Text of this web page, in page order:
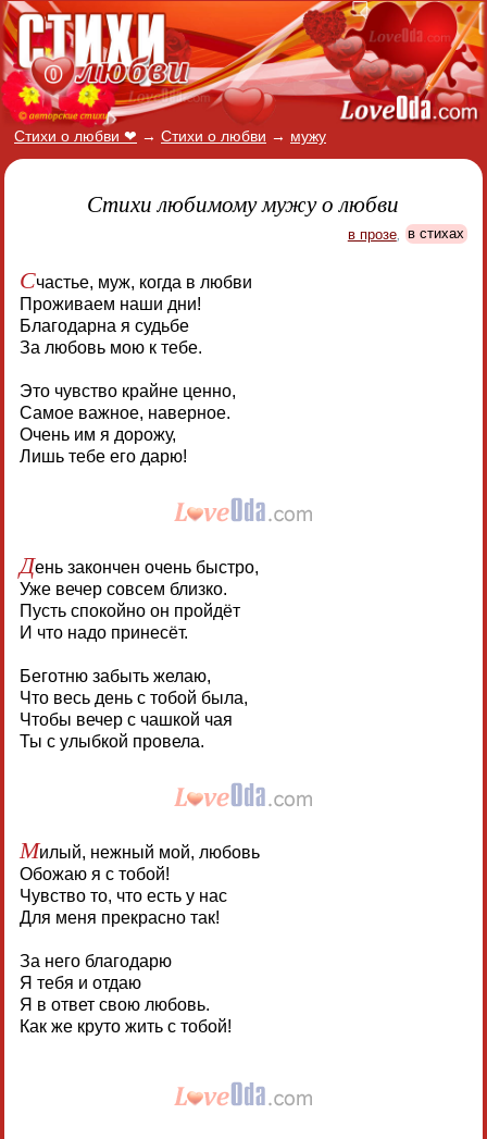
Стихи о любви ❤ → Стихи о любви → мужу
Стихи любимому мужу о любви
в прозе, в стихах
Счастье, муж, когда в любви
Проживаем наши дни!
Благодарна я судьбе
За любовь мою к тебе.
Это чувство крайне ценно,
Самое важное, наверное.
Очень им я дорожу,
Лишь тебе его дарю!
День закончен очень быстро,
Уже вечер совсем близко.
Пусть спокойно он пройдёт
И что надо принесёт.
Беготню забыть желаю,
Что весь день с тобой была,
Чтобы вечер с чашкой чая
Ты с улыбкой провела.
Милый, нежный мой, любовь
Обожаю я с тобой!
Чувство то, что есть у нас
Для меня прекрасно так!
За него благодарю
Я тебя и отдаю
Я в ответ свою любовь.
Как же круто жить с тобой!